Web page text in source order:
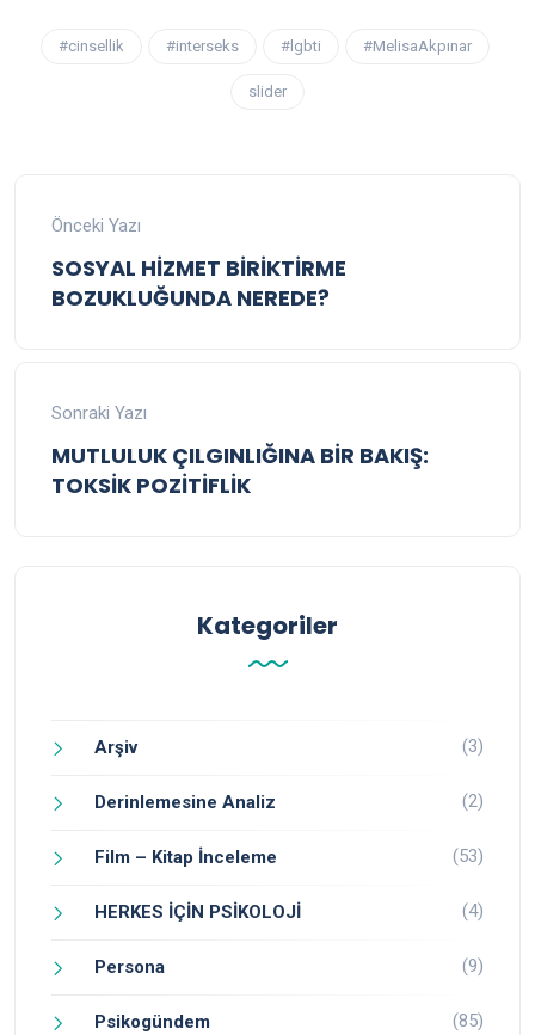
#cinsellik #interseks #lgbti #MelisaAkpınar
slider
Önceki Yazı
SOSYAL HİZMET BİRİKTİRME
BOZUKLUĞUNDA NEREDE?
Sonraki Yazı
MUTLULUK ÇILGINLIĞINA BİR BAKIŞ:
TOKSİK POZİTİFLİK
Kategoriler
Arşiv (3)
Derinlemesine Analiz (2)
Film – Kitap İnceleme (53)
HERKES İÇİN PSİKOLOJİ (4)
Persona (9)
Psikogündem (85)